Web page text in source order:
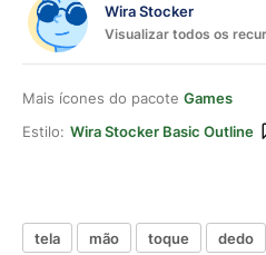
Wira Stocker
Visualizar todos os
Mais ícones do pacote Games
Estilo: Wira Stocker Basic Outline
tela mão toque dedo